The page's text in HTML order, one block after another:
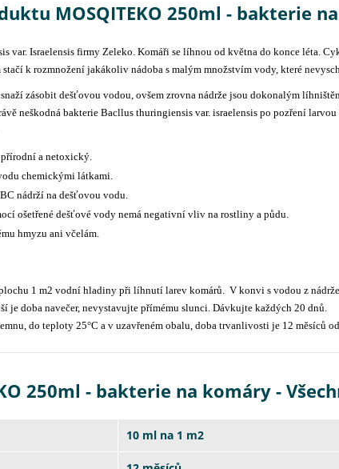
MOSQITEKO 250ml - bakterie
var. Israelensis firmy Zeleko. Komáři se líhnou od května do konce léta.
stačí k rozmnožení jakákoliv nádoba s malým množstvím vody, které
snaží zásobit dešťovou vodou, ovšem zrovna nádrže jsou dokonalým
neškodná bakterie Bacllus thuringiensis var. israelensis po pozření
a netoxický.
chemickými látkami.
nádrží na dešťovou vodu.
ošetřené dešťové vody nemá negativní vliv na rostliny a půdu.
hmyzu ani včelám.
1 m2 vodní hladiny při líhnutí larev komárů. V konvi s vodou z
je doba navečer, nevystavujte přímému slunci. Dávkujte každých 20 dnů.
do teploty 25°C a v uzavřeném obalu, doba trvanlivosti je 12 měsíců
250ml - bakterie na komáry -
10 ml na 1 m2